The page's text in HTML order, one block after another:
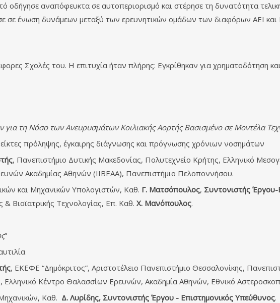
οδήγησε αναπόφευκτα σε αυτοπεριορισμό και στέρησε τη δυνατότητα
σε ένωση δυνάμεων μεταξύ των ερευνητικών ομάδων των διαφόρων ΑΕΙ
Σχολές του. Η επιτυχία ήταν πλήρης: Εγκρίθηκαν για χρηματοδότηση
για τη Νόσο των Ανευρυσμάτων Κοιλιακής Αορτής Βασισμένο σε Μοντέλα
πρόληψης, έγκαιρης διάγνωσης και πρόγνωσης χρόνιων νοσημάτων
, Πανεπιστήμιο Δυτικής Μακεδονίας, Πολυτεχνείο Κρήτης, Ελληνικό
Ακαδημίας Αθηνών (ΙΙΒΕΑΑ), Πανεπιστήμιο Πελοποννήσου.
και Μηχανικών Υπολογιστών, Καθ. Γ. Ματσόπουλος, Συντονιστής
Βιοϊατρικής Τεχνολογίας, Επ. Καθ. Χ. Μανόπουλος.
”
, ΕΚΕΦΕ “Δημόκριτος”, Αριστοτέλειο Πανεπιστήμιο Θεσσαλονίκης,
Ελληνικό Κέντρο Θαλασσίων Ερευνών, Ακαδημία Αθηνών, Εθνικό
Καθ. Δ. Λυρίδης, Συντονιστής Έργου - Επιστημονικός Υπεύθυνος.